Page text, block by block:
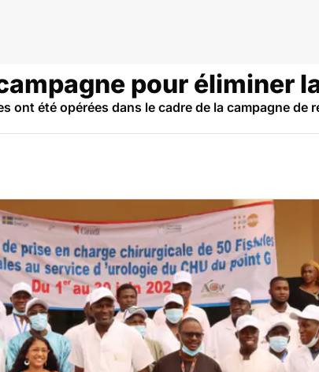
pour éliminer
ont été opérées dans le cadre de la campagne